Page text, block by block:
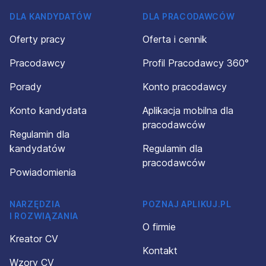
DLA KANDYDATÓW
Oferty pracy
Pracodawcy
Porady
Konto kandydata
Regulamin dla
kandydatów
Powiadomienia
DLA PRACODAWCÓW
Oferta i cennik
Profil Pracodawcy 360°
Konto pracodawcy
Aplikacja mobilna dla
pracodawców
Regulamin dla
pracodawców
NARZĘDZIA
I ROZWIĄZANIA
Kreator CV
Wzory CV
POZNAJ APLIKUJ.PL
O firmie
Kontakt